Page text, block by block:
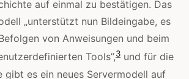
auf einmal zu bestätigen. Das
„unterstützt nun Bildeingabe, es
von Anweisungen und beim
Tools”,3 und für die
gibt es ein neues Servermodell auf